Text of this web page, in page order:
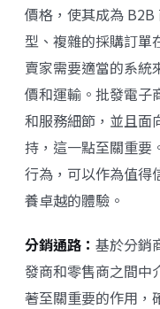
價格，使其成為
型、複雜的採購訂單
賣家需要適當的系統
價和運輸。批發電子
和服務細節，並且面
持，這一點至關重要
行為，可以作為值得
養卓越的體驗。
分銷通路： 基於分銷
發商和零售商之間中
著至關重要的作用，